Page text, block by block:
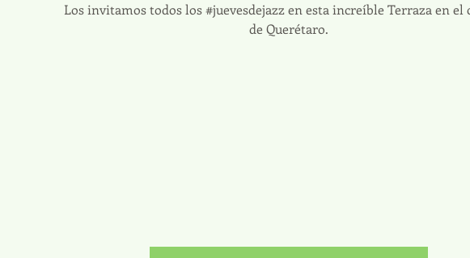
Los invitamos todos los #juevesdejazz en esta increíble Terraza en el
de Querétaro.